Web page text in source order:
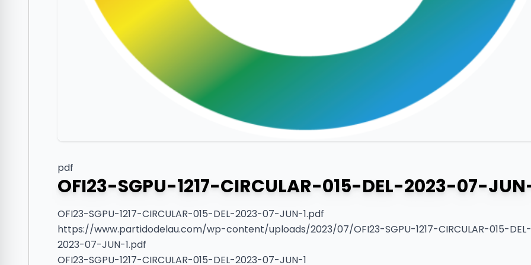
pdf
OFI23-SGPU-1217-CIRCULAR-015-DEL-2023-07-
OFI23-SGPU-1217-CIRCULAR-015-DEL-2023-07-JUN-1.pdf
https://www.partidodelau.com/wp-content/uploads/2023/07/OFI23-SGPU-1217-CIRCULAR-015-DEL-
2023-07-JUN-1.pdf
OFI23-SGPU-1217-CIRCULAR-015-DEL-2023-07-JUN-1